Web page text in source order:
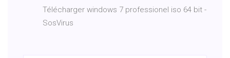
Télécharger windows 7 professionel iso 64 bit -
SosVirus